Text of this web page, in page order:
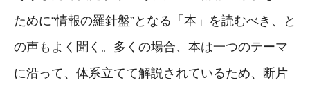
ために“情報の羅針盤”となる「本」を読むべき、と
の声もよく聞く。多くの場合、本は一つのテーマ
に沿って、体系立てて解説されているため、断片